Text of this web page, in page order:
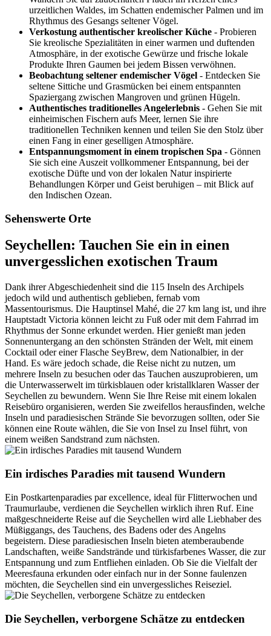
urzeitlichen Waldes, im Schatten endemischer Palmen und im
Rhythmus des Gesangs seltener Vögel.
Verkostung authentischer kreolischer Küche - Probieren
Sie kreolische Spezialitäten in einer warmen und duftenden
Atmosphäre, in der exotische Gewürze und frische lokale
Produkte Ihren Gaumen bei jedem Bissen verwöhnen.
Beobachtung seltener endemischer Vögel - Entdecken Sie
seltene Sittiche und Grasmücken bei einem entspannten
Spaziergang zwischen Mangroven und grünen Hügeln.
Authentisches traditionelles Angelerlebnis - Gehen Sie mit
einheimischen Fischern aufs Meer, lernen Sie ihre
traditionellen Techniken kennen und teilen Sie den Stolz über
einen Fang in einer geselligen Atmosphäre.
Entspannungsmoment in einem tropischen Spa - Gönnen
Sie sich eine Auszeit vollkommener Entspannung, bei der
exotische Düfte und von der lokalen Natur inspirierte
Behandlungen Körper und Geist beruhigen – mit Blick auf
den Indischen Ozean.
Sehenswerte Orte
Seychellen: Tauchen Sie ein in einen
unvergesslichen exotischen Traum
Dank ihrer Abgeschiedenheit sind die 115 Inseln des Archipels
jedoch wild und authentisch geblieben, fernab vom
Massentourismus. Die Hauptinsel Mahé, die 27 km lang ist, und ihre
Hauptstadt Victoria können leicht zu Fuß oder mit dem Fahrrad im
Rhythmus der Sonne erkundet werden. Hier genießt man jeden
Sonnenuntergang an den schönsten Stränden der Welt, mit einem
Cocktail oder einer Flasche SeyBrew, dem Nationalbier, in der
Hand. Es wäre jedoch schade, die Reise nicht zu nutzen, um
mehrere Inseln zu besuchen oder das Tauchen auszuprobieren, um
die Unterwasserwelt im türkisblauen oder kristallklaren Wasser der
Seychellen zu bewundern. Wenn Sie Ihre Reise mit einem lokalen
Reisebüro organisieren, werden Sie zweifellos herausfinden, welche
Inseln und paradiesischen Strände Sie bevorzugen sollten, oder Sie
können eine Route wählen, die Sie von Insel zu Insel führt, von
einem weißen Sandstrand zum nächsten.
Ein irdisches Paradies mit tausend Wundern
Ein Postkartenparadies par excellence, ideal für Flitterwochen und
Traumurlaube, verdienen die Seychellen wirklich ihren Ruf. Eine
maßgeschneiderte Reise auf die Seychellen wird alle Liebhaber des
Müßiggangs, des Tauchens, des Badens oder des Angelns
begeistern. Diese paradiesischen Inseln bieten atemberaubende
Landschaften, weiße Sandstrände und türkisfarbenes Wasser, die zur
Entspannung und zum Entfliehen einladen. Ob Sie die Vielfalt der
Meeresfauna erkunden oder einfach nur in der Sonne faulenzen
möchten, die Seychellen sind ein unvergessliches Reiseziel.
Die Seychellen, verborgene Schätze zu entdecken